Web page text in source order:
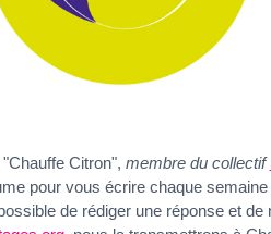
Citron", membre du collectif
pour vous écrire chaque
de rédiger une réponse et de